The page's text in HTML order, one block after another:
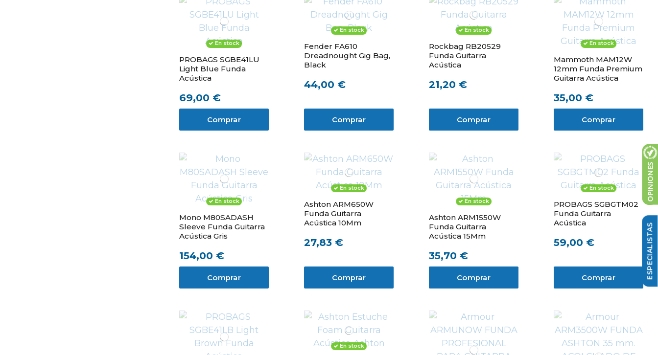
En stock
PROBAGS SGBE41LU
Light Blue Funda
Acústica
69,00 €
Comprar
En stock
Fender FA610
Dreadnought Gig Bag,
Black
44,00 €
Comprar
En stock
Rockbag RB20529
Funda Guitarra
Acústica
21,20 €
Comprar
En stock
Mammoth MAM12W
12mm Funda Premium
Guitarra Acústica
35,00 €
Comprar
En stock
Mono M80SADASH
Sleeve Funda Guitarra
Acústica Gris
154,00 €
Comprar
En stock
Ashton ARM650W
Funda Guitarra
Acústica 10Mm
27,83 €
Comprar
En stock
Ashton ARM1550W
Funda Guitarra
Acústica 15Mm
35,70 €
Comprar
En stock
PROBAGS SGBGTM02
Funda Guitarra
Acústica
59,00 €
Comprar
En stock